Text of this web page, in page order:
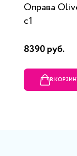
Оправа
c1
8390 руб.
В